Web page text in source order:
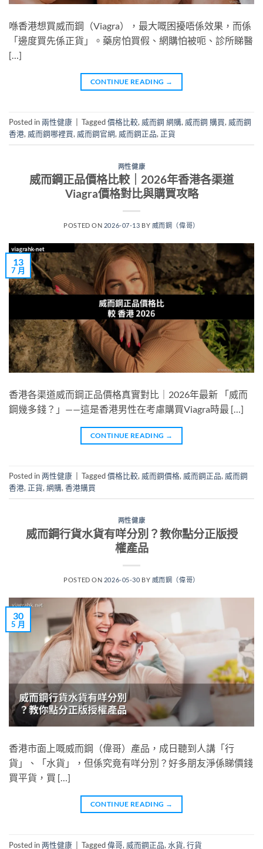
喺香港想買威而鋼（Viagra），最大嘅困擾唔係效果，而係
「邊度買先係正貨」。藥房怕買假、網購怕被呃、診所睇醫
[…]
CONTINUE READING →
Posted in兩性健康 Tagged價格比較, 威而鋼 網購, 威而鋼 購買, 威而鋼
香港, 威而鋼哪裡買, 威而鋼官網, 威而鋼正品, 正貨
两性健康
威而鋼正品價格比較｜2026年香港各渠道
Viagra價格對比與購買攻略
POSTED ON 2026-07-13 BY 威而鋼（偉哥）
13
7 月
香港各渠道威而鋼正品價格真實對比｜2026年最新 「威而
鋼幾多錢？」——這是香港男性在考慮購買Viagra時最 […]
CONTINUE READING →
Posted in两性健康 Tagged價格比較, 威而鋼價格, 威而鋼正品, 威而鋼
香港, 正貨,網購,香港購買
两性健康
威而鋼行貨水貨有咩分別？教你點分正版授
權產品
POSTED ON 2026-05-30 BY 威而鋼（偉哥）
30
5 月
香港市面上嘅威而鋼（偉哥）產品，成日聽到人講「行
貨」、「水貨」，但係究竟有咩分別？好多朋友淨係睇價錢
買平貨，買 […]
CONTINUE READING →
Posted in两性健康 Tagged偉哥, 威而鋼正品, 水貨, 行貨